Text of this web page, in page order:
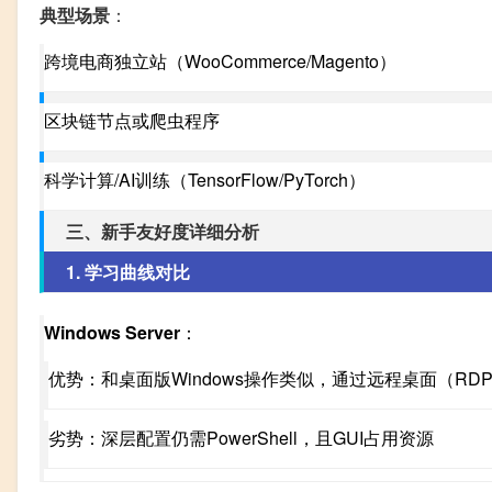
典型场景 ：
跨境电商独立站（WooCommerce/Magento）
区块链节点或爬虫程序
科学计算/AI训练（TensorFlow/PyTorch）
三、新手友好度详细分析
1. 学习曲线对比
Windows Server ：
优势：和桌面版Windows操作类似，通过远程桌面（
劣势：深层配置仍需PowerShell，且GUI占用资源